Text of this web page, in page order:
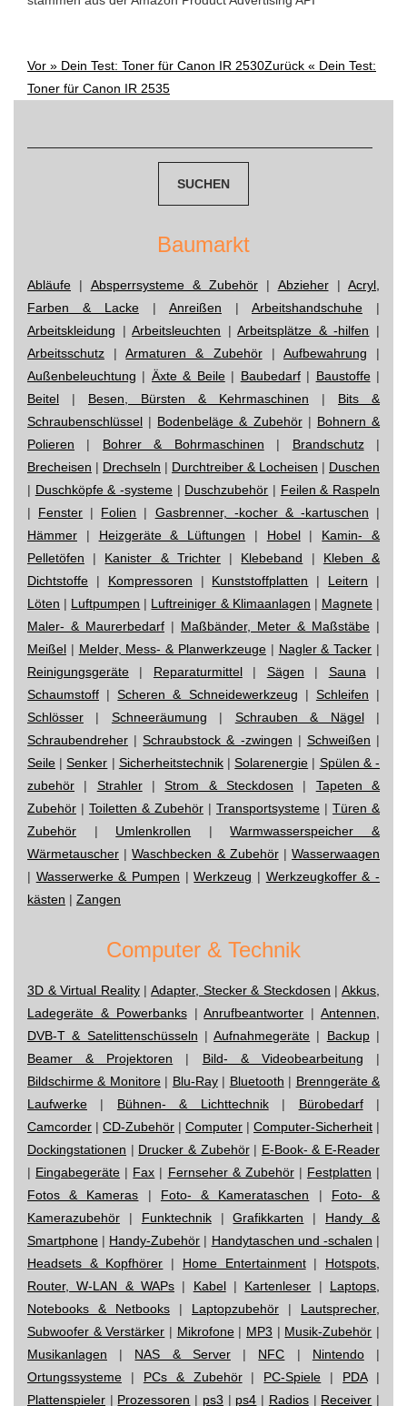
Post
Vor » Dein Test: Toner für Canon IR 2530Zurück « Dein Test:
Toner für Canon IR 2535
Baumarkt
Abläufe | Absperrsysteme & Zubehör | Abzieher| Acryl,
Farben & Lacke | Anreißen | Arbeitshandschuhe |
Arbeitskleidung |Arbeitsleuchten |Arbeitsplätze & -hilfen |
Arbeitsschutz |Armaturen & Zubehör| Aufbewahrung |
Außenbeleuchtung | Äxte & Beile| Baubedarf| Baustoffe|
Beitel | Besen, Bürsten & Kehrmaschinen | Bits &
Schraubenschlüssel | Bodenbeläge & Zubehör| Bohnern &
Polieren | Bohrer & Bohrmaschinen | Brandschutz|
Brecheisen | Drechseln | Durchtreiber & Locheisen | Duschen
| Duschköpfe & -systeme | Duschzubehör | Feilen & Raspeln
| Fenster | Folien | Gasbrenner, -kocher & -kartuschen |
Hämmer | Heizgeräte & Lüftungen | Hobel| Kamin- &
Pelletöfen | Kanister & Trichter| Klebeband | Kleben &
Dichtstoffe | Kompressoren | Kunststoffplatten | Leitern |
Löten | Luftpumpen | Luftreiniger & Klimaanlagen | Magnete|
Maler- & Maurerbedarf | Maßbänder, Meter & Maßstäbe |
Meißel | Melder, Mess- & Planwerkzeuge | Nagler & Tacker |
Reinigungsgeräte | Reparaturmittel| Sägen | Sauna |
Schaumstoff |Scheren & Schneidewerkzeug | Schleifen |
Schlösser | Schneeräumung | Schrauben & Nägel|
Schraubendreher |Schraubstock & -zwingen | Schweißen |
Seile |Senker | Sicherheitstechnik|Solarenergie | Spülen & -
zubehör | Strahler|Strom & Steckdosen | Tapeten &
Zubehör | Toiletten & Zubehör | Transportsysteme | Türen &
Zubehör | Umlenkrollen |Warmwasserspeicher &
Wärmetauscher |Waschbecken & Zubehör|Wasserwaagen
| Wasserwerke & Pumpen |Werkzeug | Werkzeugkoffer & -
kästen | Zangen
Computer & Technik
3D & Virtual Reality|Adapter, Stecker & Steckdosen |Akkus,
Ladegeräte & Powerbanks|Anrufbeantworter |Antennen,
DVB-T & Satelittenschüsseln |Aufnahmegeräte | Backup|
Beamer & Projektoren | Bild- & Videobearbeitung |
Bildschirme & Monitore| Blu-Ray| Bluetooth | Brenngeräte &
Laufwerke | Bühnen- & Lichttechnik| Bürobedarf|
Camcorder | CD-Zubehör | Computer | Computer-Sicherheit |
Dockingstationen | Drucker & Zubehör| E-Book- & E-Reader
| Eingabegeräte | Fax | Fernseher & Zubehör| Festplatten |
Fotos & Kameras | Foto- & Kamerataschen | Foto- &
Kamerazubehör | Funktechnik|Grafikkarten | Handy &
Smartphone | Handy-Zubehör | Handytaschen und -schalen |
Headsets & Kopfhörer | Home Entertainment| Hotspots,
Router, W-LAN & WAPs | Kabel| Kartenleser | Laptops,
Notebooks & Netbooks | Laptopzubehör | Lautsprecher,
Subwoofer & Verstärker | Mikrofone| MP3 | Musik-Zubehör |
Musikanlagen | NAS & Server| NFC | Nintendo|
Ortungssysteme | PCs & Zubehör| PC-Spiele | PDA|
Plattenspieler | Prozessoren | ps3 | ps4 | Radios| Receiver |